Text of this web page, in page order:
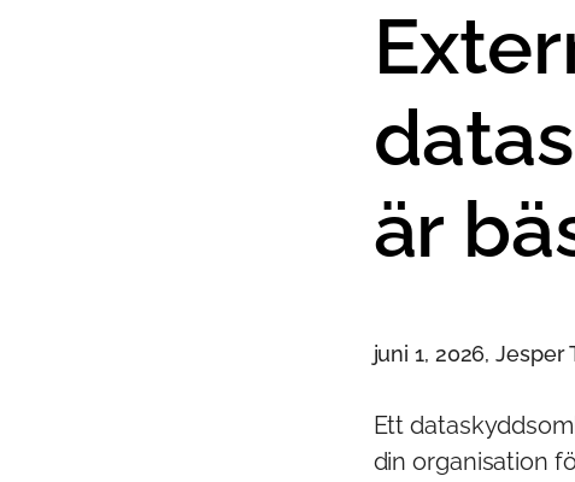
är
juni 1, 2026,
Ett
din organisation